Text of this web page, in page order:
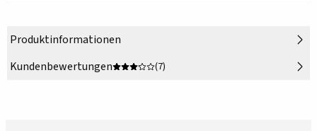
Produktinformationen
Kundenbewertungen
(7)